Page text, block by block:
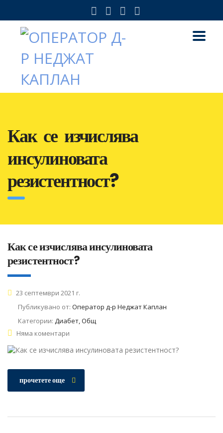
Как се изчислява
инсулиновата
резистентност?
Как се изчислява инсулиновата
резистентност?
23 септември 2021 г.
Публикувано от: Оператор д-р Неджат Каплан
Категории: Диабет, Общ
Няма коментари
прочетете още